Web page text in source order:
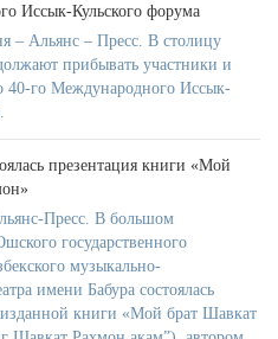
Иссык-Кульского форума
Альянс – Пресс. В столицу
прибывать участники и
40-го Международного Иссык-
презентация книги «Мой
Пресс. В большом
государственного
музыкально-
имени Бабура состоялась
книги «Мой брат Шавкат